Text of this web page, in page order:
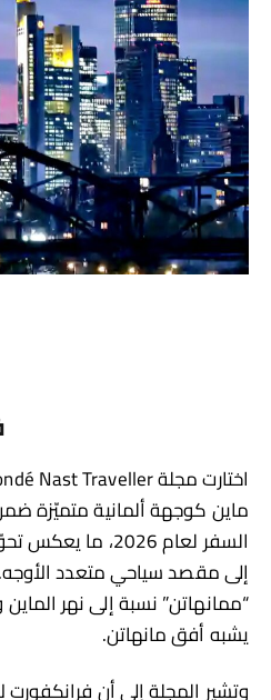
ماين كوجهة ألمانية متميّزة
السفر لعام 2026،
إلى مقصد سياحي متعدد
“ممانهاتن” نسبة إلى نهر
يشبه أفق مانهاتن.
وتشير المجلة إلى أن